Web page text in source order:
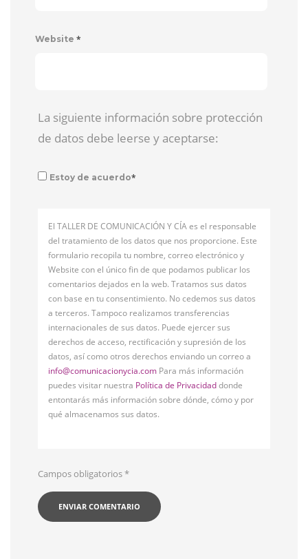
Website *
La siguiente información sobre protección
de datos debe leerse y aceptarse:
Estoy de acuerdo*
El TALLER DE COMUNICACIÓN Y CÍA es el responsable
del tratamiento de los datos que nos proporcione. Este
formulario recopila tu nombre, correo electrónico y
Website con el único fin de que podamos publicar los
comentarios dejados en la web. Tratamos sus datos
con base en tu consentimiento. No cedemos sus datos
a terceros. Tampoco realizamos transferencias
internacionales de sus datos. Puede ejercer sus
derechos de acceso, rectificación y supresión de los
datos, así como otros derechos enviando un correo a
info@comunicacionycia.com Para más información
puedes visitar nuestra Política de Privacidaddonde
entontarás más información sobre dónde, cómo y por
qué almacenamos sus datos.
Campos obligatorios*